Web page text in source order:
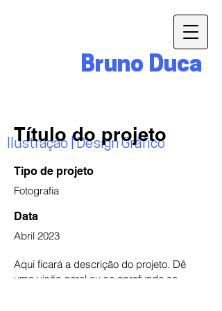
Bruno Duca
Ilustração | Design Gráfico
Título do projeto
Tipo de projeto
Fotografia
Data
Abril 2023
Aqui ficará a descrição do projeto. Dê
uma visão geral ou se aprofunde ao